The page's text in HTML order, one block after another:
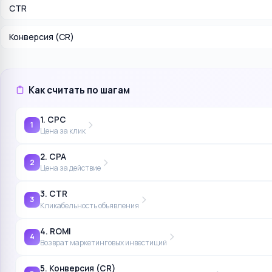
CTR
Конверсия (CR)
Как считать по шагам
1
1. CPC
Цена за клик
2
2. CPA
Цена за действие
3
3. CTR
Кликабельность объявления
4
4. ROMI
Возврат маркетинговых инвестиций
5. Конверсия (CR)